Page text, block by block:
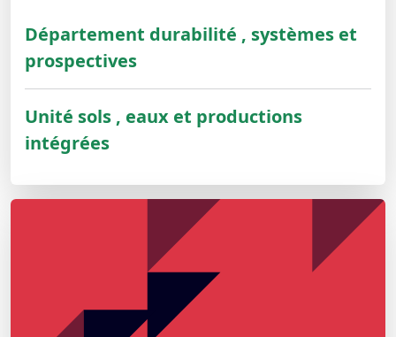
Département durabilité , systèmes et
prospectives
Unité sols , eaux et productions
intégrées